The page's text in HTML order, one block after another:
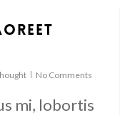
No Comments
mi, lobortis